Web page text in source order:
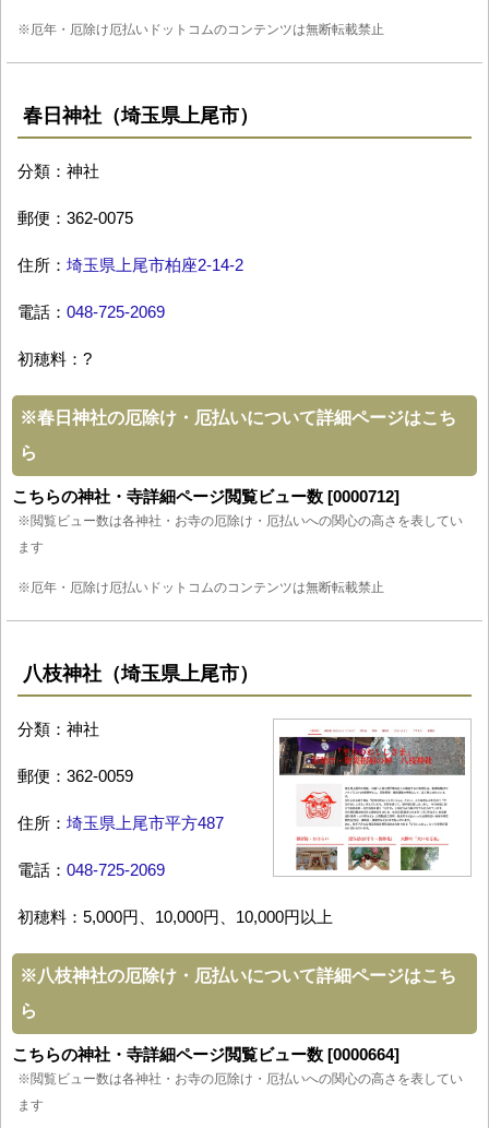
※厄年・厄除け厄払いドットコムのコンテンツは無断転載禁止
春日神社（埼玉県上尾市）
分類：神社
郵便：362-0075
住所： 埼玉県上尾市柏座2-14-2
電話： 048-725-2069
初穂料：?
※春日神社の厄除け・厄払いについて詳細ページはこち
ら
こちらの神社・寺詳細ページ閲覧ビュー数 [0000712]
※閲覧ビュー数は各神社・お寺の厄除け・厄払いへの関心の高さを表してい
ます
※厄年・厄除け厄払いドットコムのコンテンツは無断転載禁止
八枝神社（埼玉県上尾市）
分類：神社
郵便：362-0059
住所： 埼玉県上尾市平方487
電話： 048-725-2069
初穂料：5,000円、10,000円、10,000円以上
※八枝神社の厄除け・厄払いについて詳細ページはこち
ら
こちらの神社・寺詳細ページ閲覧ビュー数 [0000664]
※閲覧ビュー数は各神社・お寺の厄除け・厄払いへの関心の高さを表してい
ます